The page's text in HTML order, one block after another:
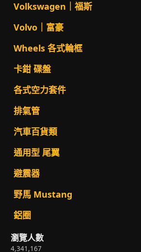
Volkswagen｜福斯
Volvo｜富豪
Wheels 各式輪框
卡鉗 碟盤
各式空力套件
排氣管
汽車百貨類
通用型 尾翼
避震器
野馬 Mustang
鋁圈
瀏覽人數
4,341,167